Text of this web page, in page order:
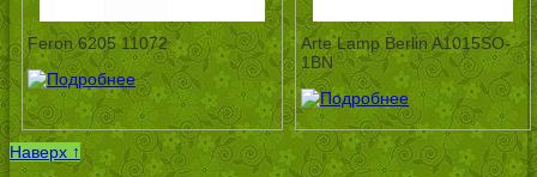
Feron 6205 11072
Arte Lamp Berlin A1015SO-
1BN
Наверх ↑